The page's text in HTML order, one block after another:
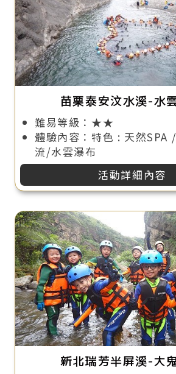
苗栗泰安汶水溪-水
難易等級：★★
體驗內容：特色 : 天然
流/水雲瀑布
活動詳細內容
新北瑞芳半屏溪-大